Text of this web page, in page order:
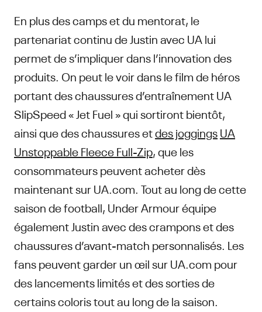
En plus des camps et du mentorat, le
partenariat continu de Justin avec UA lui
permet de s’impliquer dans l’innovation des
produits. On peut le voir dans le film de héros
portant des chaussures d’entraînement UA
SlipSpeed « Jet Fuel » qui sortiront bientôt,
ainsi que des chaussures etdes joggingsUA
Unstoppable Fleece Full-Zip, que les
consommateurs peuvent acheter dès
maintenant sur UA.com. Tout au long de cette
saison de football, Under Armour équipe
également Justin avec des crampons et des
chaussures d’avant-match personnalisés. Les
fans peuvent garder un œil sur UA.com pour
des lancements limités et des sorties de
certains coloris tout au long de la saison.